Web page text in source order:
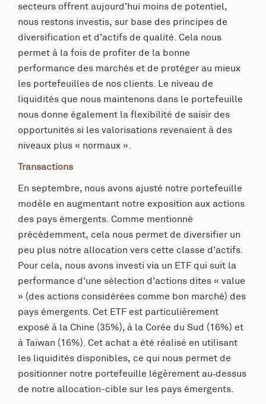
secteurs offrent aujourd’hui moins de potentiel,
nous restons investis, sur base des principes de
diversification et d’actifs de qualité. Cela nous
permet à la fois de profiter de la bonne
performance des marchés et de protéger au mieux
les portefeuilles de nos clients. Le niveau de
liquidités que nous maintenons dans le portefeuille
nous donne également la flexibilité de saisir des
opportunités si les valorisations revenaient à des
niveaux plus « normaux ».
Transactions
En septembre, nous avons ajusté notre portefeuille
modèle en augmentant notre exposition aux actions
des pays émergents. Comme mentionné
précédemment, cela nous permet de diversifier un
peu plus notre allocation vers cette classe d’actifs.
Pour cela, nous avons investi via un ETF qui suit la
performance d’une sélection d’actions dites « value
» (des actions considérées comme bon marché) des
pays émergents. Cet ETF est particulièrement
exposé à la Chine (35%), à la Corée du Sud (16%) et
à Taïwan (16%). Cet achat a été réalisé en utilisant
les liquidités disponibles, ce qui nous permet de
positionner notre portefeuille légèrement au‑dessus
de notre allocation-cible sur les pays émergents.